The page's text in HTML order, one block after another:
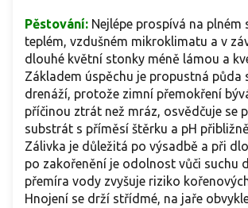
Pěstování: Nejlépe prospívá na plném
teplém, vzdušném mikroklimatu a v
dlouhé květní stonky méně lámou a
Základem úspěchu je propustná půda
drenáží, protože zimní přemokření
příčinou ztrát než mráz, osvědčuje se
substrát s příměsí štěrku a pH
Zálivka je důležitá po výsadbě a při
po zakořenění je odolnost vůči suchu
přemíra vody zvyšuje riziko
Hnojení se drží střídmé, na jaře